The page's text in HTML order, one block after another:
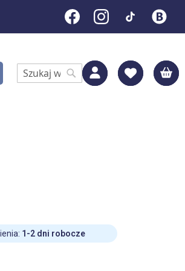
Search Search
1-2 dni robocze